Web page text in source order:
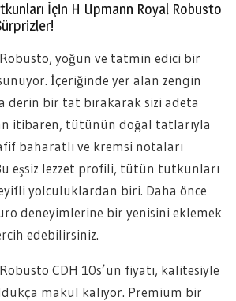
İçin H Upmann Royal Robusto
yoğun ve tatmin edici bir
İçeriğinde yer alan zengin
bir tat bırakarak sizi adeta
itibaren, tütünün doğal tatlarıyla
baharatlı ve kremsi notaları
eşsiz lezzet profili, tütün tutkunları
yolculuklardan biri. Daha önce
deneyimlerine bir yenisini eklemek
edebilirsiniz.
CDH 10s’un fiyatı, kalitesiyle
makul kalıyor. Premium bir